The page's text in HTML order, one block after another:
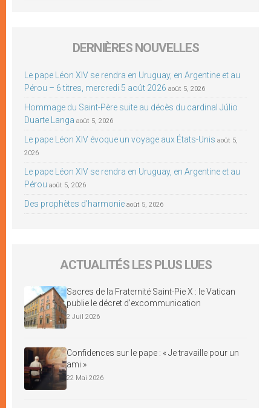
DERNIÈRES NOUVELLES
Le pape Léon XIV se rendra en Uruguay, en Argentine et au
Pérou – 6 titres, mercredi 5 août 2026 août 5, 2026
Hommage du Saint-Père suite au décès du cardinal Júlio
Duarte Langa août 5, 2026
Le pape Léon XIV évoque un voyage aux États-Unis août 5,
2026
Le pape Léon XIV se rendra en Uruguay, en Argentine et au
Pérou août 5, 2026
Des prophètes d’harmonie août 5, 2026
ACTUALITÉS LES PLUS LUES
Sacres de la Fraternité Saint-Pie X : le Vatican
publie le décret d’excommunication
2 Juil 2026
Confidences sur le pape : « Je travaille pour un
ami »
22 Mai 2026